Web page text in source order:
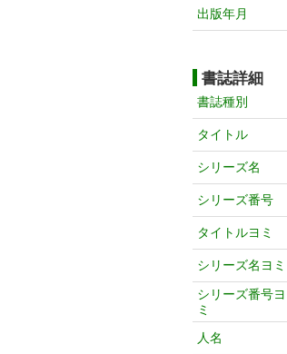
出版年月
書誌詳細
書誌種別
タイトル
シリーズ名
シリーズ番号
タイトルヨミ
シリーズ名ヨミ
シリーズ番号ヨ
ミ
人名